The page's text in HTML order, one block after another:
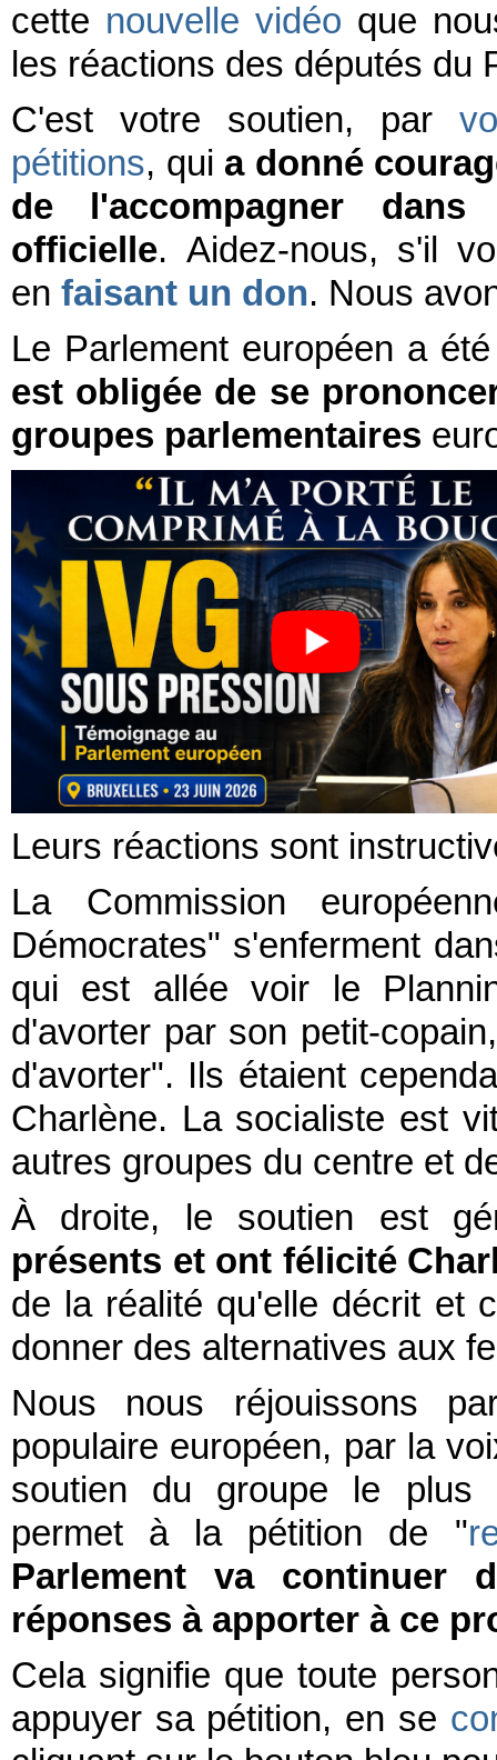
cette nouvelle vidéo que
les réactions des députés du
C'est votre soutien, par
pétitions, qui a donné
de l'accompagner dans
officielle. Aidez-nous, s'il
en faisant un don. Nous
Le Parlement européen a
est obligée de se
groupes parlementaires
Leurs réactions sont
La Commission
Démocrates" s'enferment
qui est allée voir le
d'avorter par son petit-
d'avorter". Ils étaient
Charlène. La socialiste est
autres groupes du centre et
À droite, le soutien est
présents et ont félicité
de la réalité qu'elle décrit et
donner des alternatives aux
Nous nous réjouissons
populaire européen, par la
soutien du groupe le plus
permet à la pétition de "
Parlement va continuer
réponses à apporter à ce
Cela signifie que toute
appuyer sa pétition, en se